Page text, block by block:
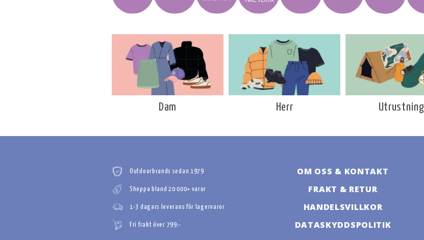
Dam Herr Utrustning
Outdoorbrands sedan 1979
Shoppa bland 20 000+ varor
1-3 dagars leverans för lagervaror
Fri frakt över 799:-
OM OSS & KONTAKT
FRAKT & RETUR
HANDELSVILLKOR
DATASKYDDSPOLITIK